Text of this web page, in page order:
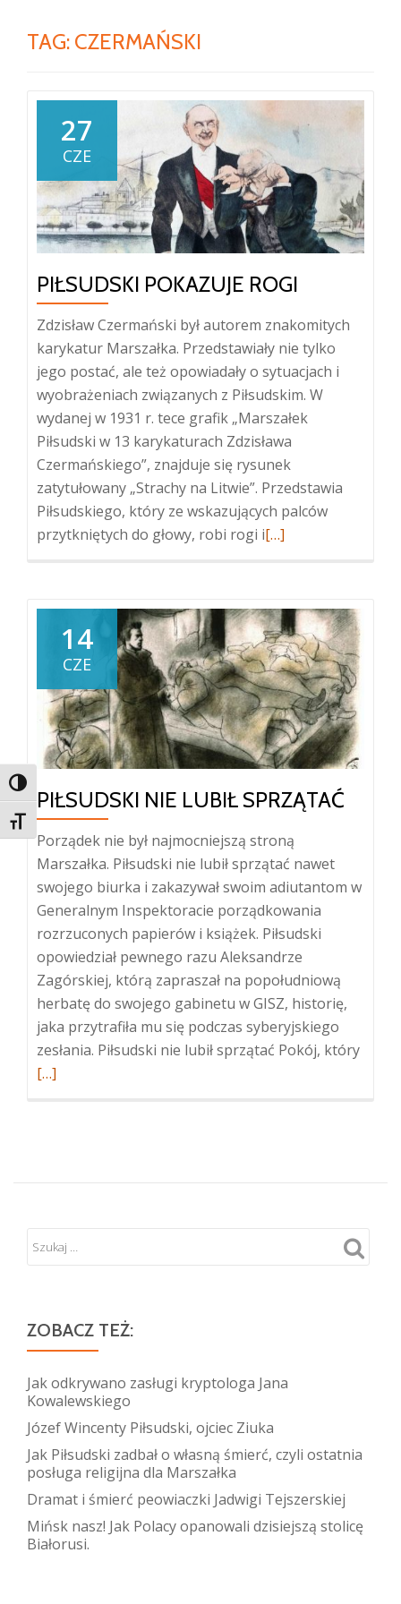
TOGGLE HIGH CONTRAST
TOGGLE FONT SIZE
TAG: CZERMAŃSKI
27
CZE
PIŁSUDSKI POKAZUJE ROGI
Zdzisław Czermański był autorem znakomitych
karykatur Marszałka. Przedstawiały nie tylko
jego postać, ale też opowiadały o sytuacjach i
wyobrażeniach związanych z Piłsudskim. W
wydanej w 1931 r. tece grafik „Marszałek
Piłsudski w 13 karykaturach Zdzisława
Czermańskiego”, znajduje się rysunek
zatytułowany „Strachy na Litwie”. Przedstawia
Piłsudskiego, który ze wskazujących palców
przytkniętych do głowy, robi rogi iWięcej
[…]
14
CZE
PIŁSUDSKI NIE LUBIŁ SPRZĄTAĆ
Porządek nie był najmocniejszą stroną
Marszałka. Piłsudski nie lubił sprzątać nawet
swojego biurka i zakazywał swoim adiutantom w
Generalnym Inspektoracie porządkowania
rozrzuconych papierów i książek. Piłsudski
opowiedział pewnego razu Aleksandrze
Zagórskiej, którą zapraszał na popołudniową
herbatę do swojego gabinetu w GISZ, historię,
jaka przytrafiła mu się podczas syberyjskiego
zesłania. Piłsudski nie lubił sprzątać Pokój, któryWięcej
[…]
ZOBACZ TEŻ:
Jak odkrywano zasługi kryptologa Jana
Kowalewskiego
Józef Wincenty Piłsudski, ojciec Ziuka
Jak Piłsudski zadbał o własną śmierć, czyli ostatnia
posługa religijna dla Marszałka
Dramat i śmierć peowiaczki Jadwigi Tejszerskiej
Mińsk nasz! Jak Polacy opanowali dzisiejszą stolicę
Białorusi.